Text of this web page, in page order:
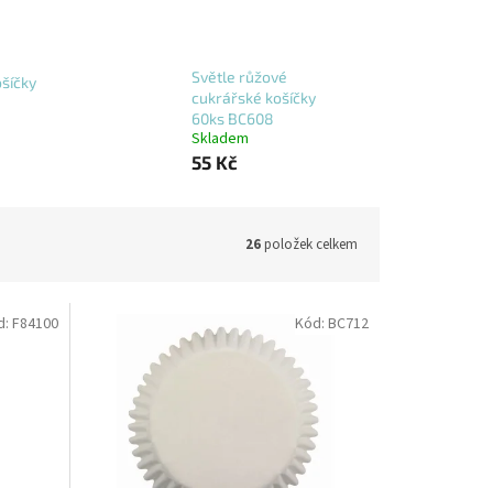
Světle růžové
cukrářské košíčky
60ks BC608
Skladem
55 Kč
26položek celkem
F84100 Kód: BC712